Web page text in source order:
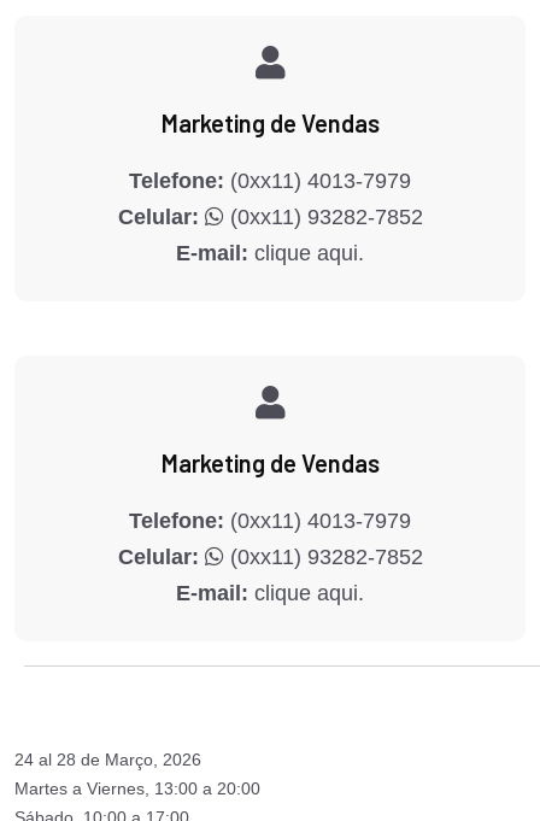
Marketing de Vendas
Telefone: (0xx11) 4013-7979
Celular:
(0xx11) 93282-7852
E-mail: clique aqui.
Marketing de Vendas
Telefone: (0xx11) 4013-7979
Celular:
(0xx11) 93282-7852
E-mail: clique aqui.
24 al 28 de Março, 2026
Martes a Viernes, 13:00 a 20:00